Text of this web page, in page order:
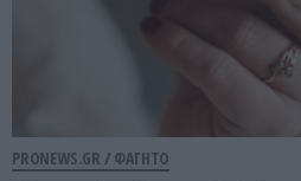
PRONEWS.GR / ΦΑΓΗΤΟ